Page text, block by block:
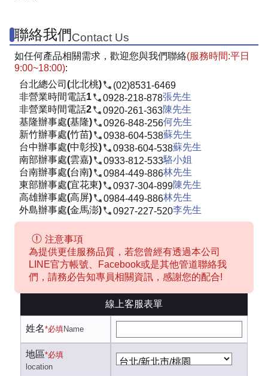
聯絡我們Contact Us
如任何產品相關需求，歡迎您與我們聯絡(服務時間:平日
9:00~18:00):
台北總公司(北北桃)
(02)8531-6469
非營業時間電話1
0928-218-878張先生
非營業時間電話2
0920-261-363陳先生
基隆辦事處(基隆)
0926-848-256何先生
新竹辦事處(竹苗)
0938-604-538蘇先生
台中辦事處(中彰投)
0938-604-538蘇先生
南部辦事處(雲嘉)
0933-812-533駱小姐
台南辦事處(台南)
0984-449-886林先生
東部辦事處(宜花東)
0937-304-899陳先生
高雄辦事處(高屏)
0984-449-886林先生
外島辦事處(金馬澎)
0927-227-520李先生
注意事項
為提供更佳服務品質，若您曾經有透過本公司
LINE官方帳號、Facebook或是其他管道聯絡我
們，請務必告知專員相關資訊，感謝您的配合!
線上客服表單
姓名*必填Name
地區*必填
location